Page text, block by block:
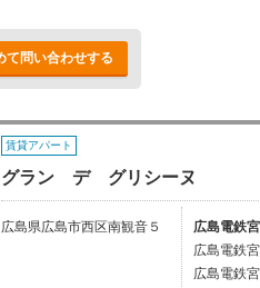
て問い合わせする
賃貸アパート
グラン デ グリシーヌ
広島県広島市西区南観音５
広島電鉄
広島電鉄
広島電鉄